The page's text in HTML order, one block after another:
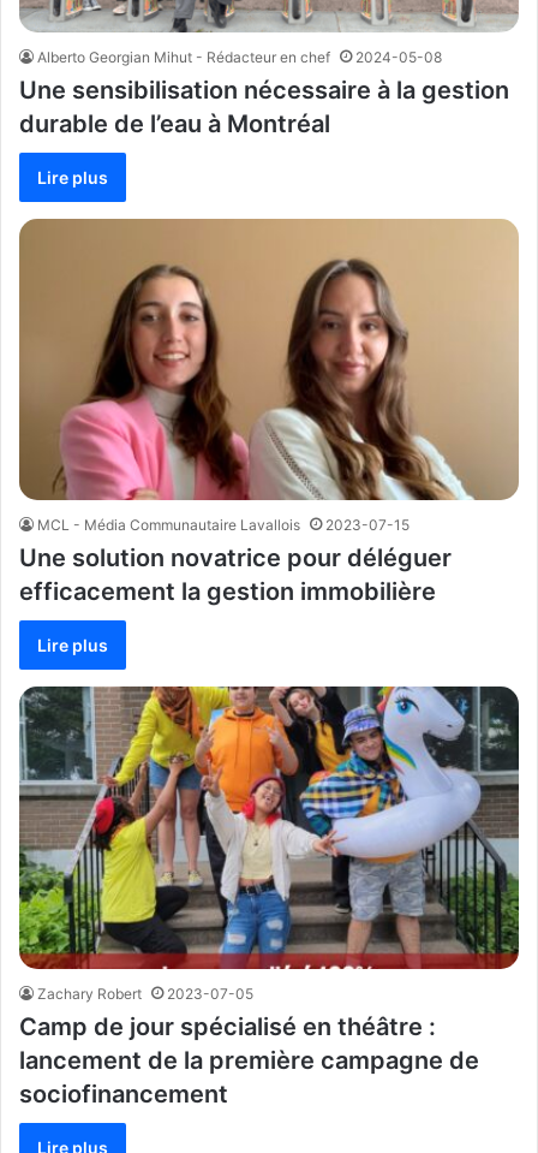
Alberto Georgian Mihut - Rédacteur en chef 2024-05-08
Une sensibilisation nécessaire à la gestion
durable de l’eau à Montréal
Lire plus
MCL - Média Communautaire Lavallois 2023-07-15
Une solution novatrice pour déléguer
efficacement la gestion immobilière
Lire plus
Zachary Robert 2023-07-05
Camp de jour spécialisé en théâtre :
lancement de la première campagne de
sociofinancement
Lire plus